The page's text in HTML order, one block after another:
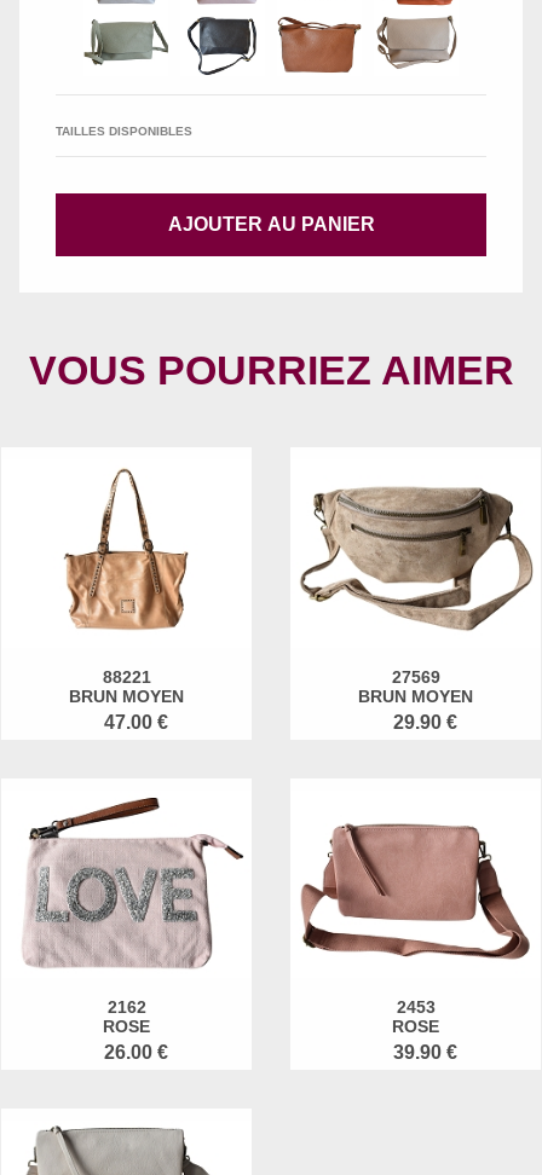
TAILLES DISPONIBLES
AJOUTER AU PANIER
VOUS POURRIEZ AIMER
88221
BRUN MOYEN
47.00 €
27569
BRUN MOYEN
29.90 €
2162
ROSE
26.00 €
2453
ROSE
39.90 €